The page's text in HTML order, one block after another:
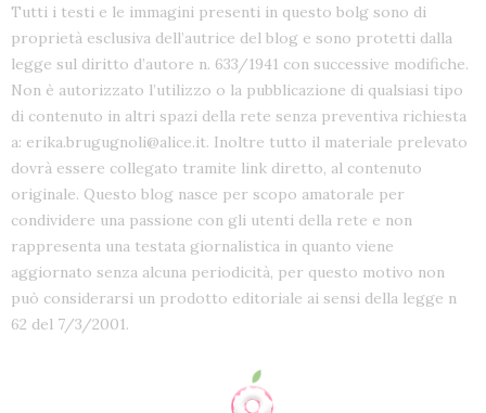
Tutti i testi e le immagini presenti in questo bolg sono di
proprietà esclusiva dell’autrice del blog e sono protetti dalla
legge sul diritto d’autore n. 633/1941 con successive modifiche.
Non è autorizzato l’utilizzo o la pubblicazione di qualsiasi tipo
di contenuto in altri spazi della rete senza preventiva richiesta
a: erika.brugugnoli@alice.it. Inoltre tutto il materiale prelevato
dovrà essere collegato tramite link diretto, al contenuto
originale. Questo blog nasce per scopo amatorale per
condividere una passione con gli utenti della rete e non
rappresenta una testata giornalistica in quanto viene
aggiornato senza alcuna periodicità, per questo motivo non
può considerarsi un prodotto editoriale ai sensi della legge n
62 del 7/3/2001.